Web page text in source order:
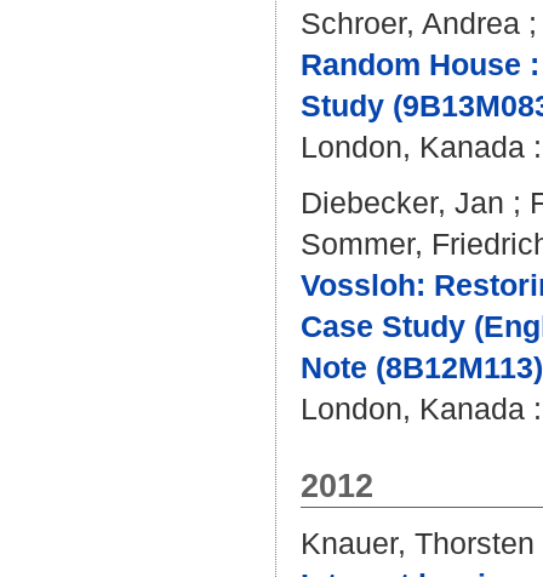
Schroer, Andrea
Random House
Study
London, Kanada
Diebecker, Jan ;
Sommer,
Vossloh:
Case Study
Note
London, Kanada
2012
Knauer, Thorsten